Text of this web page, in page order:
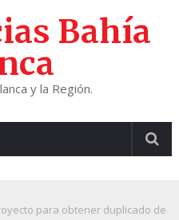
Bahía
y la Región.
para obtener duplicado de